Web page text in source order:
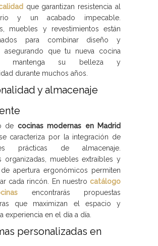
que garantizan resistencia al
y un acabado impecable.
muebles y revestimientos están
para combinar diseño y
asegurando que tu nueva cocina
mantenga su belleza y
durante muchos años.
y almacenaje
de cocinas modernas en Madrid
caracteriza por la integración de
prácticas de almacenaje.
organizadas, muebles extraíbles y
apertura ergonómicos permiten
cada rincón. En nuestro catálogo
encontrarás propuestas
que maximizan el espacio y
experiencia en el día a día.
personalizadas en